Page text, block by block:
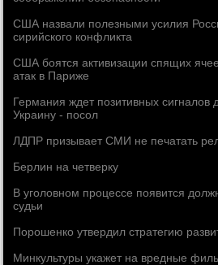
США назвали полезными усилия
сирийского конфликта
США боятся активизации спящих
атак в Париже
Германия ждет позитивных сигналов
Украину - посол
ЛДПР призывает СМИ не печатать
Берлин на четверку
В уголовном процессе появится
судьи
Порошенко утвердил стратегию
Минкультуры укажет на вредные